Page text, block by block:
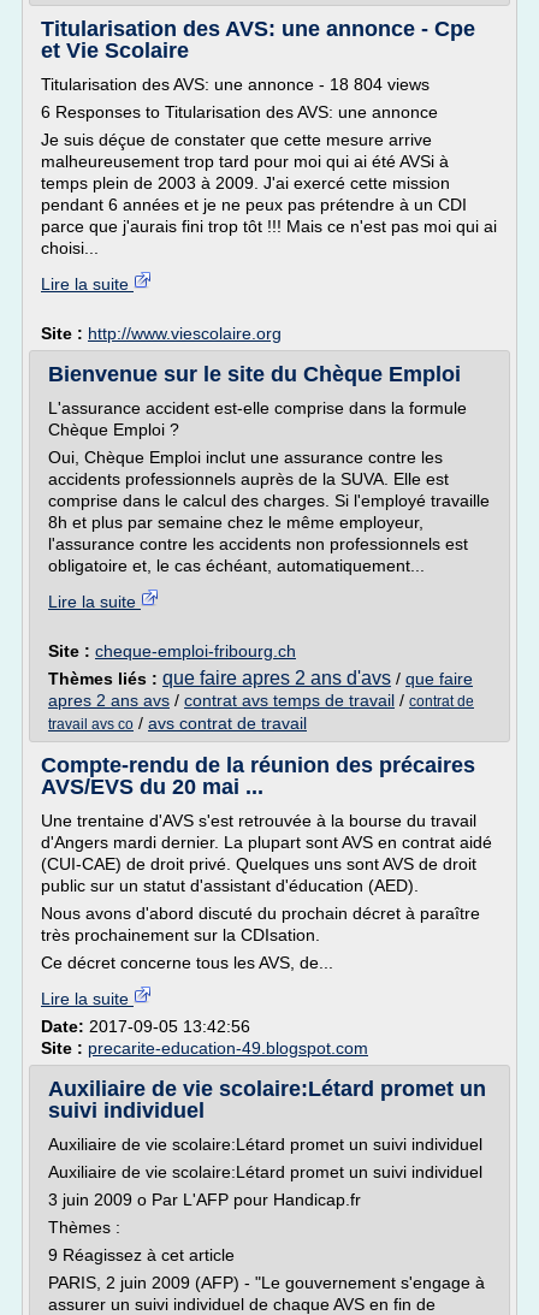
Titularisation des AVS: une annonce - Cpe
et Vie Scolaire
Titularisation des AVS: une annonce - 18 804 views
6 Responses to Titularisation des AVS: une annonce
Je suis déçue de constater que cette mesure arrive
malheureusement trop tard pour moi qui ai été AVSi à
temps plein de 2003 à 2009. J'ai exercé cette mission
pendant 6 années et je ne peux pas prétendre à un CDI
parce que j'aurais fini trop tôt !!! Mais ce n'est pas moi qui ai
choisi...
Lire la suite
Site : http://www.viescolaire.org
Bienvenue sur le site du Chèque Emploi
L'assurance accident est-elle comprise dans la formule
Chèque Emploi ?
Oui, Chèque Emploi inclut une assurance contre les
accidents professionnels auprès de la SUVA. Elle est
comprise dans le calcul des charges. Si l'employé travaille
8h et plus par semaine chez le même employeur,
l'assurance contre les accidents non professionnels est
obligatoire et, le cas échéant, automatiquement...
Lire la suite
Site : cheque-emploi-fribourg.ch
Thèmes liés : que faire apres 2 ans d'avs / que faire
apres 2 ans avs / contrat avs temps de travail / contrat de
travail avs co / avs contrat de travail
Compte-rendu de la réunion des précaires
AVS/EVS du 20 mai ...
Une trentaine d'AVS s'est retrouvée à la bourse du travail
d'Angers mardi dernier. La plupart sont AVS en contrat aidé
(CUI-CAE) de droit privé. Quelques uns sont AVS de droit
public sur un statut d'assistant d'éducation (AED).
Nous avons d'abord discuté du prochain décret à paraître
très prochainement sur la CDIsation.
Ce décret concerne tous les AVS, de...
Lire la suite
Date: 2017-09-05 13:42:56
Site : precarite-education-49.blogspot.com
Auxiliaire de vie scolaire:Létard promet un
suivi individuel
Auxiliaire de vie scolaire:Létard promet un suivi individuel
Auxiliaire de vie scolaire:Létard promet un suivi individuel
3 juin 2009 o Par L'AFP pour Handicap.fr
Thèmes :
9 Réagissez à cet article
PARIS, 2 juin 2009 (AFP) - "Le gouvernement s'engage à
assurer un suivi individuel de chaque AVS en fin de